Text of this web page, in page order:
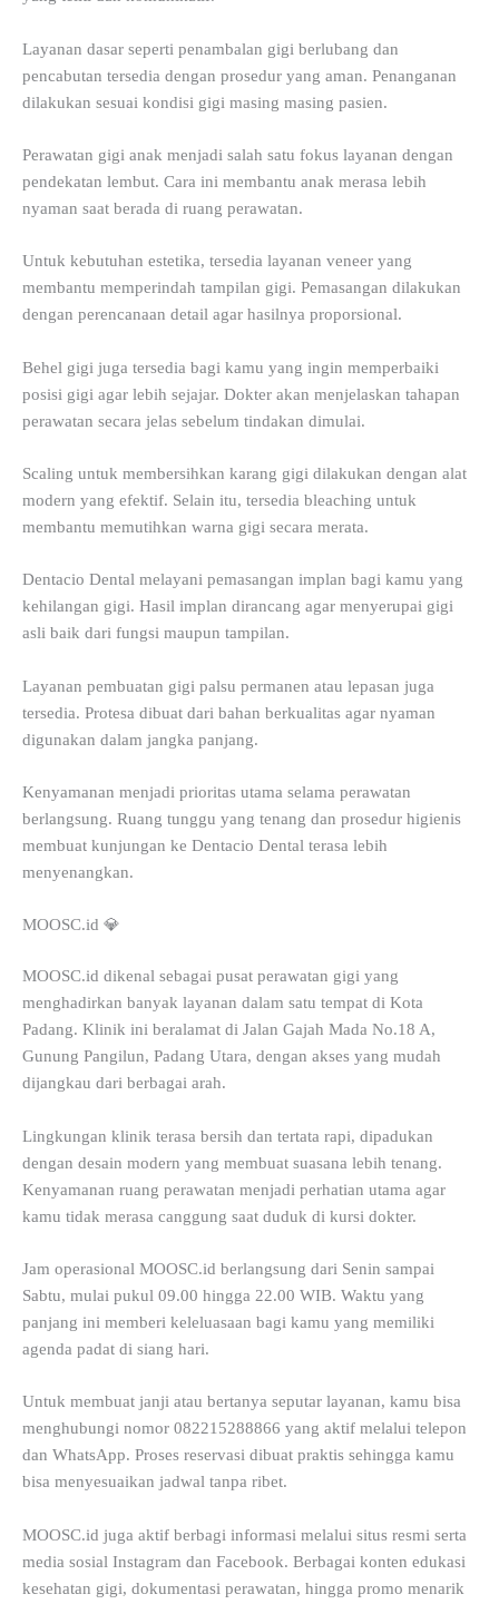
Layanan dasar seperti penambalan gigi berlubang dan
pencabutan tersedia dengan prosedur yang aman. Penanganan
dilakukan sesuai kondisi gigi masing masing pasien.
Perawatan gigi anak menjadi salah satu fokus layanan dengan
pendekatan lembut. Cara ini membantu anak merasa lebih
nyaman saat berada di ruang perawatan.
Untuk kebutuhan estetika, tersedia layanan veneer yang
membantu memperindah tampilan gigi. Pemasangan dilakukan
dengan perencanaan detail agar hasilnya proporsional.
Behel gigi juga tersedia bagi kamu yang ingin memperbaiki
posisi gigi agar lebih sejajar. Dokter akan menjelaskan tahapan
perawatan secara jelas sebelum tindakan dimulai.
Scaling untuk membersihkan karang gigi dilakukan dengan alat
modern yang efektif. Selain itu, tersedia bleaching untuk
membantu memutihkan warna gigi secara merata.
Dentacio Dental melayani pemasangan implan bagi kamu yang
kehilangan gigi. Hasil implan dirancang agar menyerupai gigi
asli baik dari fungsi maupun tampilan.
Layanan pembuatan gigi palsu permanen atau lepasan juga
tersedia. Protesa dibuat dari bahan berkualitas agar nyaman
digunakan dalam jangka panjang.
Kenyamanan menjadi prioritas utama selama perawatan
berlangsung. Ruang tunggu yang tenang dan prosedur higienis
membuat kunjungan ke Dentacio Dental terasa lebih
menyenangkan.
MOOSC.id 💎
MOOSC.id dikenal sebagai pusat perawatan gigi yang
menghadirkan banyak layanan dalam satu tempat di Kota
Padang. Klinik ini beralamat di Jalan Gajah Mada No.18 A,
Gunung Pangilun, Padang Utara, dengan akses yang mudah
dijangkau dari berbagai arah.
Lingkungan klinik terasa bersih dan tertata rapi, dipadukan
dengan desain modern yang membuat suasana lebih tenang.
Kenyamanan ruang perawatan menjadi perhatian utama agar
kamu tidak merasa canggung saat duduk di kursi dokter.
Jam operasional MOOSC.id berlangsung dari Senin sampai
Sabtu, mulai pukul 09.00 hingga 22.00 WIB. Waktu yang
panjang ini memberi keleluasaan bagi kamu yang memiliki
agenda padat di siang hari.
Untuk membuat janji atau bertanya seputar layanan, kamu bisa
menghubungi nomor 082215288866 yang aktif melalui telepon
dan WhatsApp. Proses reservasi dibuat praktis sehingga kamu
bisa menyesuaikan jadwal tanpa ribet.
MOOSC.id juga aktif berbagi informasi melalui situs resmi serta
media sosial Instagram dan Facebook. Berbagai konten edukasi
kesehatan gigi, dokumentasi perawatan, hingga promo menarik